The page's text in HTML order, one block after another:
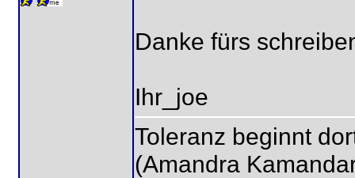
Danke fürs
Ihr_joe
Toleranz beginnt
(Amandra